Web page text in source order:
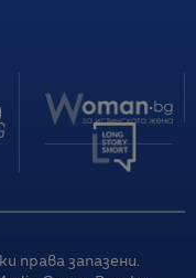
права запазени.